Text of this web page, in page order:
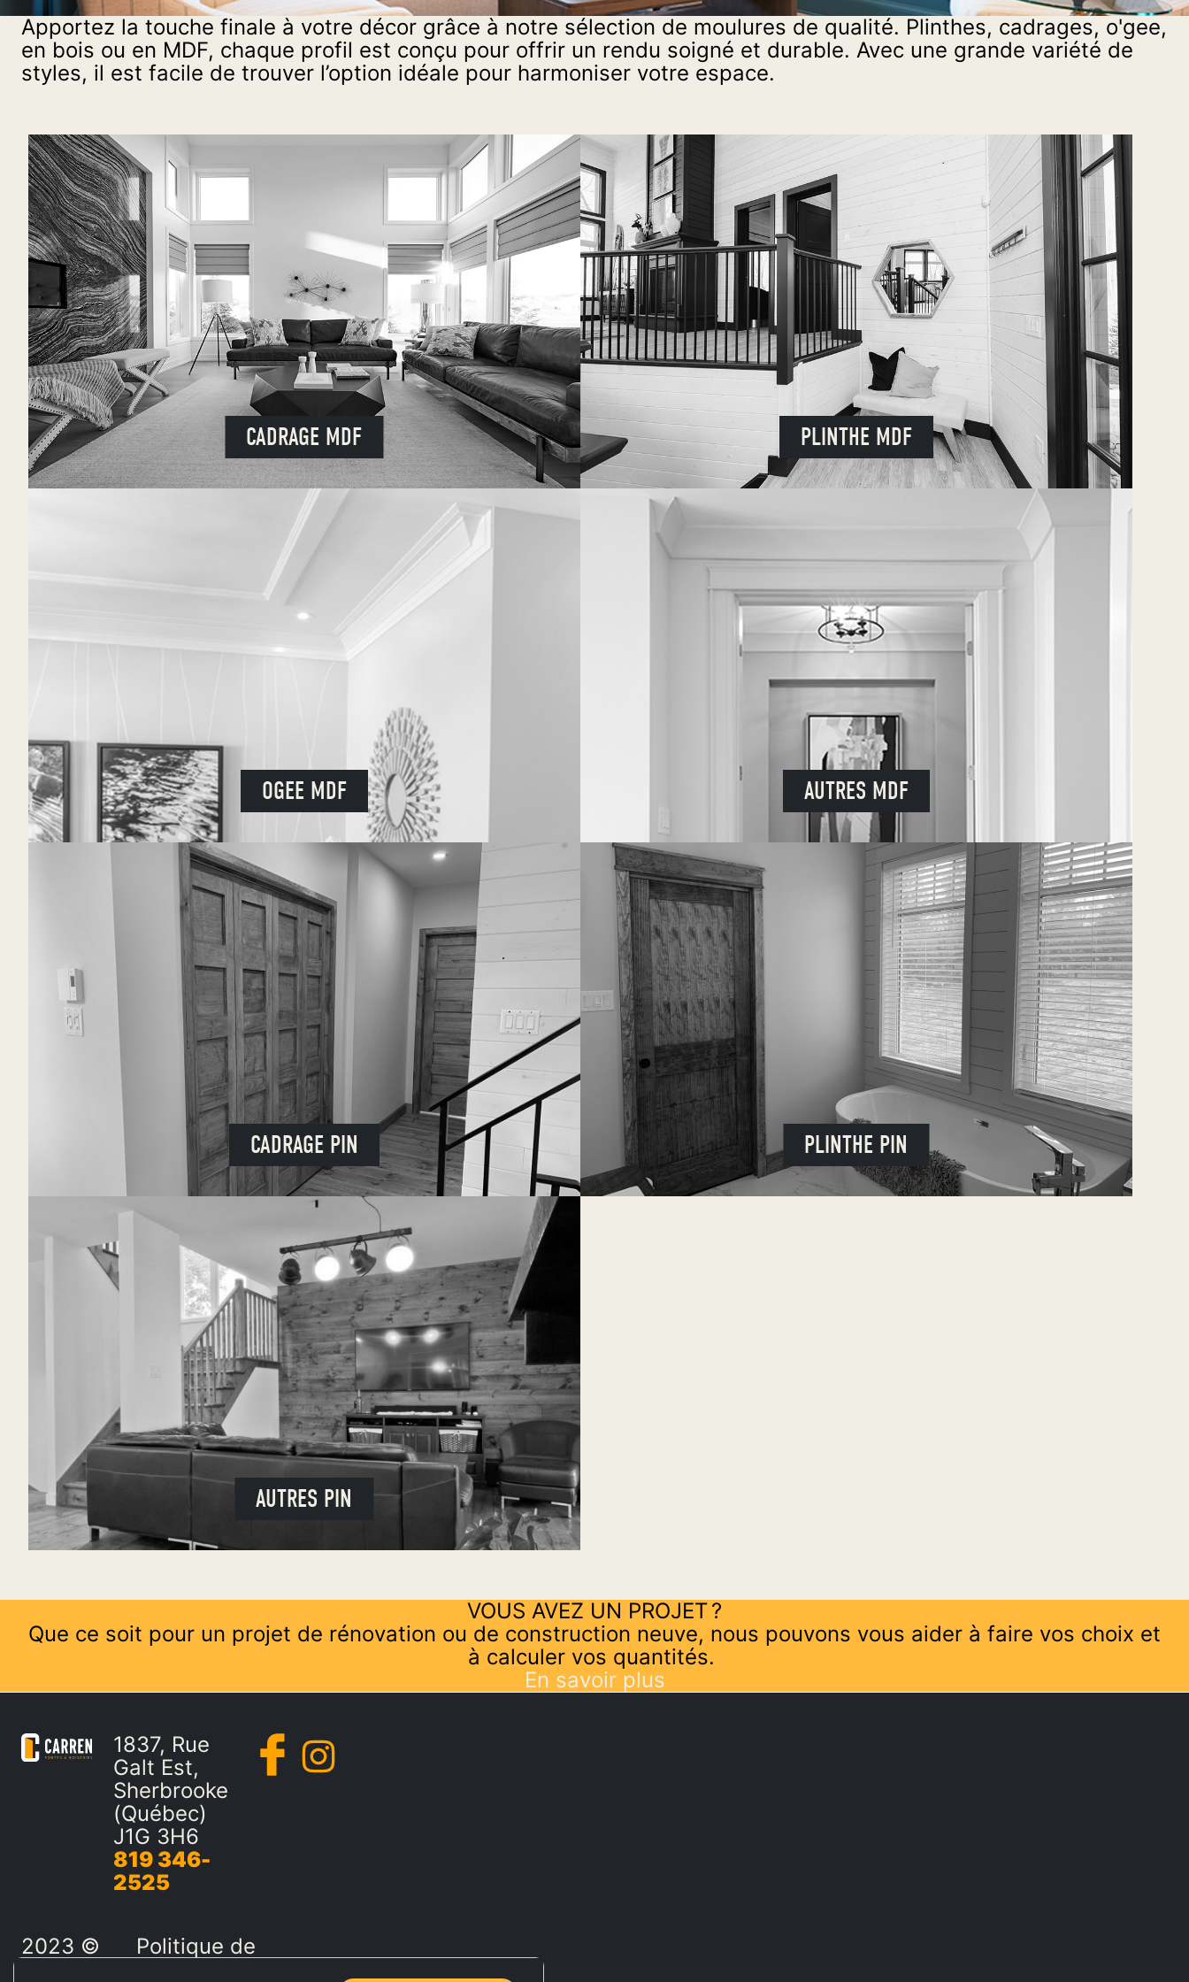
d’escalier
Apportez la touche finale à votre décor grâce à notre sélection de moulures de qualité. Plinthes, cadrages, o'gee,
en bois ou en MDF, chaque profil est conçu pour offrir un rendu soigné et durable. Avec une grande variété de
styles, il est facile de trouver l’option idéale pour harmoniser votre espace.
CADRAGE MDF PLINTHE MDF
OGEE MDF AUTRES MDF
CADRAGE PIN PLINTHE PIN
AUTRES PIN
VOUS AVEZ UN PROJET ?
Que ce soit pour un projet de rénovation ou de construction neuve, nous pouvons vous aider à faire vos choix et
à calculer vos quantités.
En savoir plus
1837, Rue
Galt Est,
Sherbrooke
(Québec)
J1G 3H6
819 346-
2525
2023 ©
Politique de